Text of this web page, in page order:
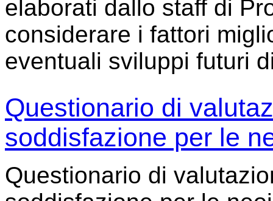
elaborati dallo staff di
considerare i fattori
eventuali sviluppi futuri
Questionario di
soddisfazione per le
Questionario di